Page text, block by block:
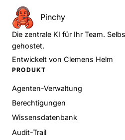
Pinchy
Die zentrale KI für Ihr Team.
gehostet.
Entwickelt von Clemens Helm
PRODUKT
Agenten-Verwaltung
Berechtigungen
Wissensdatenbank
Audit-Trail